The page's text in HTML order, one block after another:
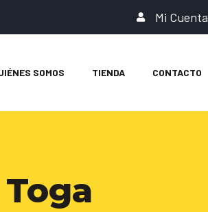
Mi Cuenta
SOMOS TIENDA CONTACTO